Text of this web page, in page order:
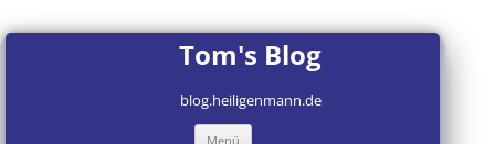
Tom's Blog
blog.heiligenmann.de
Menü Zum